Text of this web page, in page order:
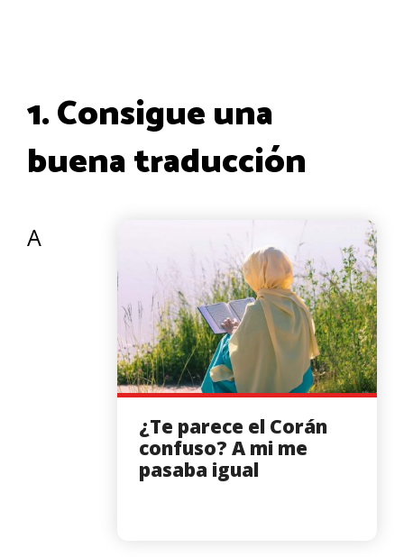
1. Consigue una
buena traducción
¿Te parece el Corán
confuso? A mi me
pasaba igual
A